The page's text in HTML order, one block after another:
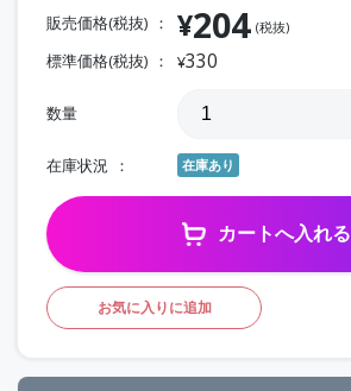
販売価格(税抜) ¥204 (税抜)
標準価格(税抜) ¥330
数量
在庫状況 在庫あり
カートへ入れる
お気に入りに追加